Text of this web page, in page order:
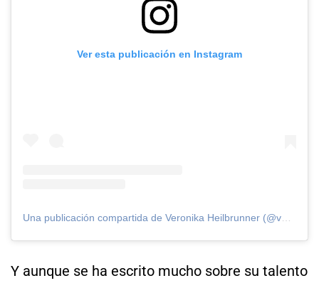
Ver esta publicación en Instagram
Una publicación compartida de Veronika Heilbrunner (@veronikaheilbrunner)
Y aunque se ha escrito mucho sobre su talento